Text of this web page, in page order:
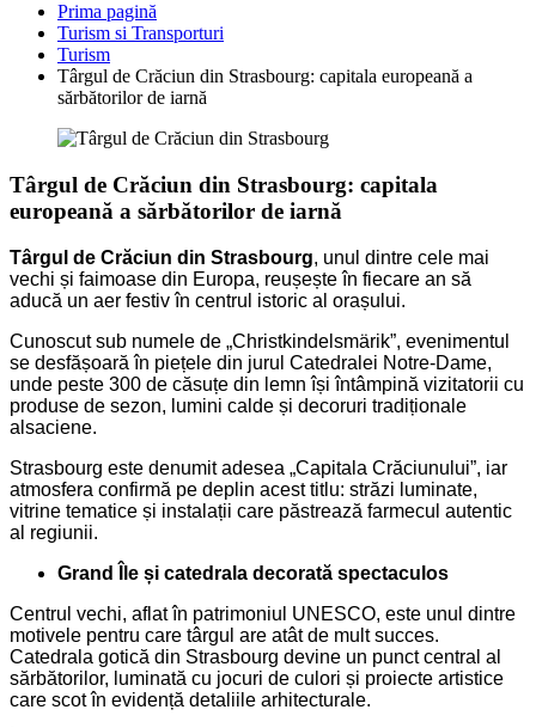
Prima pagină
Turism si Transporturi
Turism
Târgul de Crăciun din Strasbourg: capitala europeană a
sărbătorilor de iarnă
Târgul de Crăciun din Strasbourg: capitala
europeană a sărbătorilor de iarnă
Târgul de Crăciun din Strasbourg, unul dintre cele mai
vechi și faimoase din Europa, reușește în fiecare an să
aducă un aer festiv în centrul istoric al orașului.
Cunoscut sub numele de „Christkindelsmärik”, evenimentul
se desfășoară în piețele din jurul Catedralei Notre-Dame,
unde peste 300 de căsuțe din lemn își întâmpină vizitatorii cu
produse de sezon, lumini calde și decoruri tradiționale
alsaciene.
Strasbourg este denumit adesea „Capitala Crăciunului”, iar
atmosfera confirmă pe deplin acest titlu: străzi luminate,
vitrine tematice și instalații care păstrează farmecul autentic
al regiunii.
Grand Île și catedrala decorată spectaculos
Centrul vechi, aflat în patrimoniul UNESCO, este unul dintre
motivele pentru care târgul are atât de mult succes.
Catedrala gotică din Strasbourg devine un punct central al
sărbătorilor, luminată cu jocuri de culori și proiecte artistice
care scot în evidență detaliile arhitecturale.